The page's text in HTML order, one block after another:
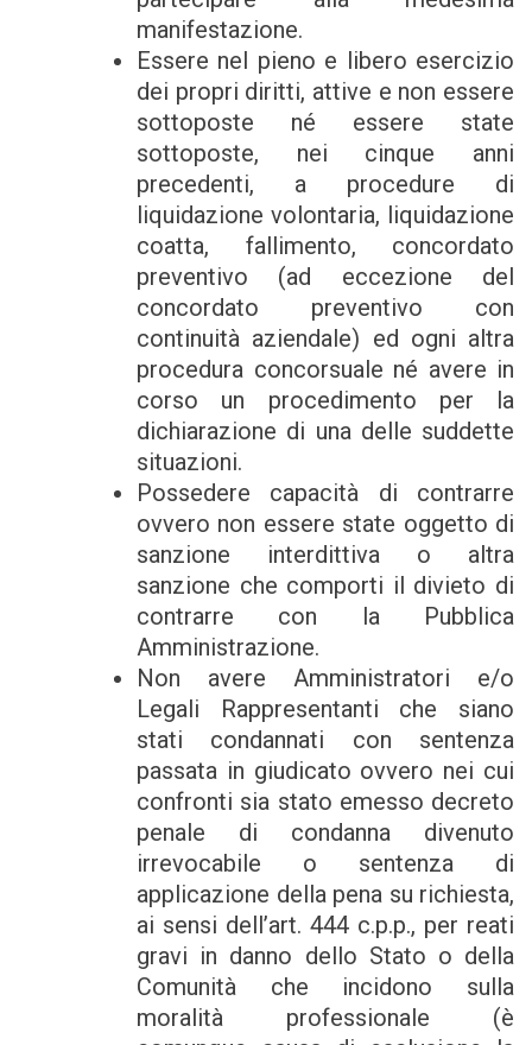
manifestazione.
Essere nel pieno e libero esercizio
dei propri diritti, attive e non essere
sottoposte né essere state
sottoposte, nei cinque anni
precedenti, a procedure di
liquidazione volontaria, liquidazione
coatta, fallimento, concordato
preventivo (ad eccezione del
concordato preventivo con
continuità aziendale) ed ogni altra
procedura concorsuale né avere in
corso un procedimento per la
dichiarazione di una delle suddette
situazioni.
Possedere capacità di contrarre
ovvero non essere state oggetto di
sanzione interdittiva o altra
sanzione che comporti il divieto di
contrarre con la Pubblica
Amministrazione.
Non avere Amministratori e/o
Legali Rappresentanti che siano
stati condannati con sentenza
passata in giudicato ovvero nei cui
confronti sia stato emesso decreto
penale di condanna divenuto
irrevocabile o sentenza di
applicazione della pena su richiesta,
ai sensi dell’art. 444 c.p.p., per reati
gravi in danno dello Stato o della
Comunità che incidono sulla
moralità professionale (è